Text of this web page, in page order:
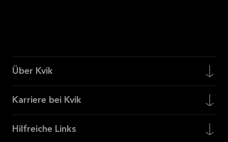
Über Kvik
Karriere bei Kvik
Hilfreiche Links